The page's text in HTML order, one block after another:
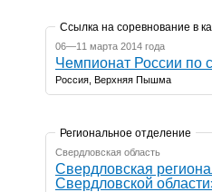
Ссылка на соревнование в
06—11 марта 2014 года
Чемпионат России по
Россия, Верхняя Пышма
Региональное отделение
Свердловская область
Свердловская
Свердловской